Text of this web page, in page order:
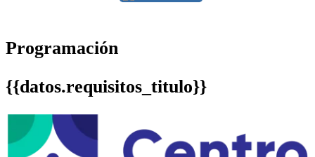
Programación
{{datos.requisitos_titulo}}